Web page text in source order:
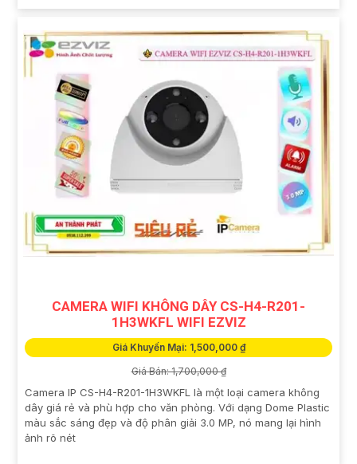
CAMERA WIFI KHÔNG DÂY CS-H4-R201-
1H3WKFL WIFI EZVIZ
Giá Khuyến Mại: 1,500,000 ₫
Giá Bán: 1,700,000 ₫
Camera IP CS-H4-R201-1H3WKFL là một loại camera không
dây giá rẻ và phù hợp cho văn phòng. Với dạng Dome Plastic
màu sắc sáng đẹp và độ phân giải 3.0 MP, nó mang lại hình
ảnh rõ nét